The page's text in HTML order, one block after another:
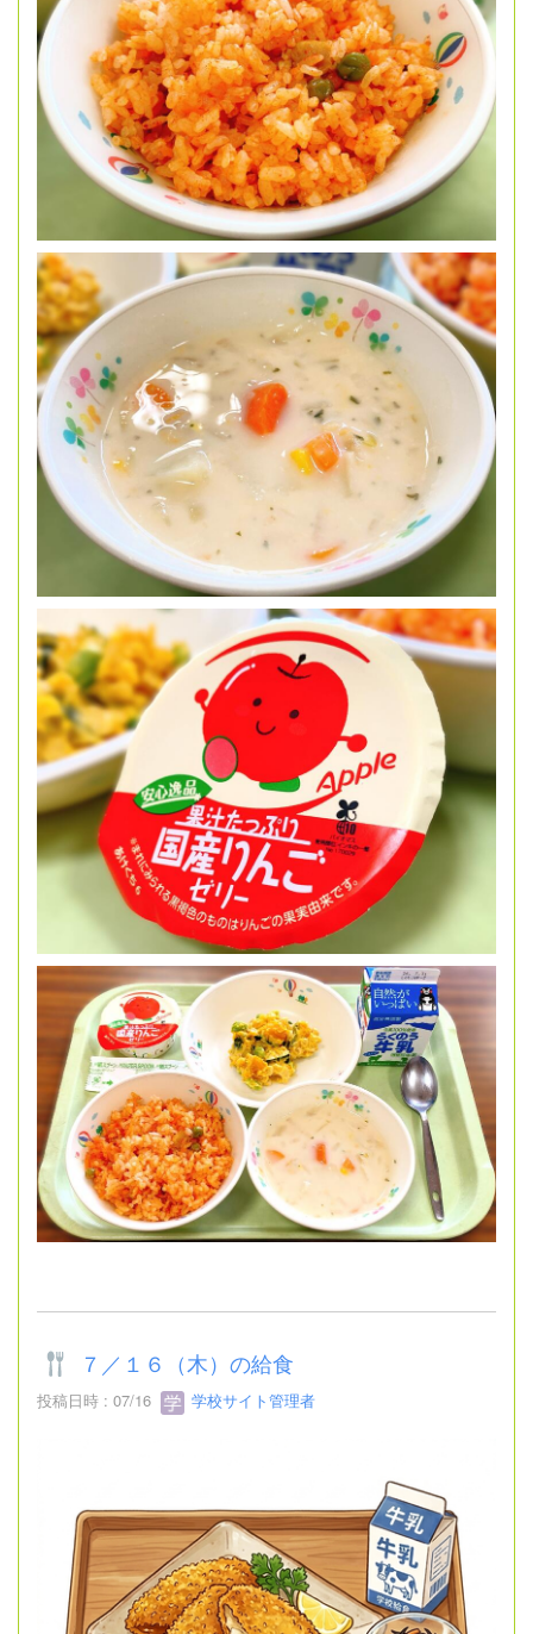
７／１６（木）の給食
投稿日時 : 07/16 学校サイト管理者